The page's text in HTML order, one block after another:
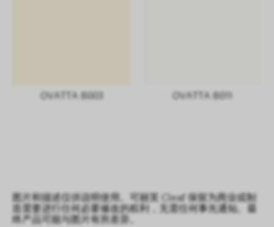
OVATTA B003 OVATTA B011
图片和描述仅供说明使用。可丽芙 Cleaf 保留为商业或制
造需要进行任何必要修改的权利，无需任何事先通知。最
终产品可能与图片有所差异。